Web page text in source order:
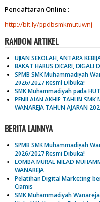
Pendaftaran Online :
http://bit.ly/ppdbsmkmutuwnj
RANDOM ARTIKEL
UJIAN SEKOLAH, ANTARA
BAKAT HARUS DICARI, DIGALI
SPMB SMK Muhammadiyah
2026/2027 Resmi Dibuka!
SMK Muhammadiyah pada
PENILAIAN AKHIR TAHUN SMK
WANAREJA TAHUN AJARAN
BERITA LAINNYA
SPMB SMK Muhammadiyah
2026/2027 Resmi Dibuka!
LOMBA MURAL MILAD
WANAREJA
Pelatihan Digital Marketing
Ciamis
SMK Muhammadiyah